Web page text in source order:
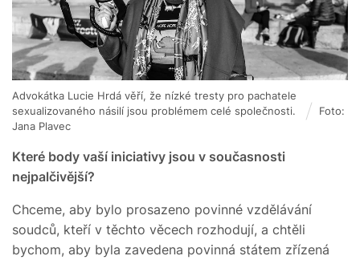
Advokátka Lucie Hrdá věří, že nízké tresty pro pachatele
sexualizovaného násilí jsou problémem celé společnosti.
Foto:
Jana Plavec
Které body vaší iniciativy jsou v současnosti
nejpalčivější?
Chceme, aby bylo prosazeno povinné vzdělávání
soudců, kteří v těchto věcech rozhodují, a chtěli
bychom, aby byla zavedena povinná státem zřízená